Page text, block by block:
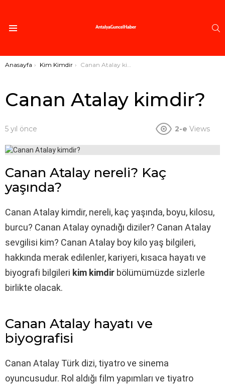
Buradasınız:
Anasayfa Kim Kimdir Canan Atalay kimdir?
Canan Atalay kimdir?
5 yıl önce 2-e Views
Canan Atalay nereli? Kaç
yaşında?
Canan Atalay kimdir, nereli, kaç yaşında, boyu, kilosu,
burcu? Canan Atalay oynadığı diziler? Canan Atalay
sevgilisi kim? Canan Atalay boy kilo yaş bilgileri,
hakkında merak edilenler, kariyeri, kısaca hayatı ve
biyografi bilgileri kim kimdir bölümümüzde sizlerle
birlikte olacak.
Canan Atalay hayatı ve
biyografisi
Canan Atalay Türk dizi, tiyatro ve sinema
oyuncusudur. Rol aldığı film yapımları ve tiyatro